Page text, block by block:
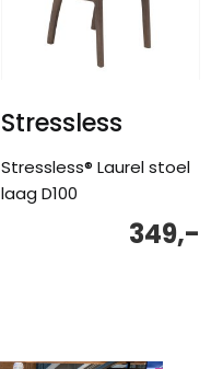
Stressless
Stressless® Laurel stoel
laag D100
349,-